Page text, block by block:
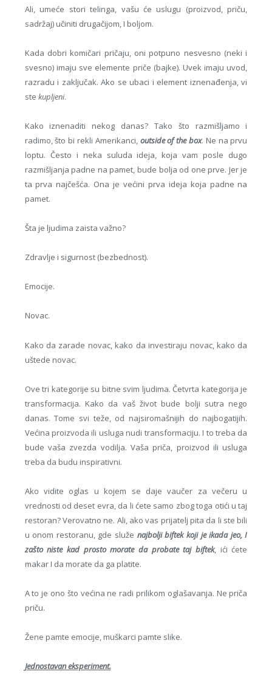
Ali, umeće stori telinga, vašu će uslugu (proizvod, priču,
sadržaj) učiniti drugačijom, I boljom.
Kada dobri komičari pričaju, oni potpuno nesvesno (neki i
svesno) imaju sve elemente priče (bajke). Uvek imaju uvod,
razradu i zaključak. Ako se ubaci i element iznenađenja, vi
ste kupljeni.
Kako iznenaditi nekog danas? Tako što razmišljamo i
radimo, što bi rekli Amerikanci, outside of the box. Ne na prvu
loptu. Često i neka suluda ideja, koja vam posle dugo
razmišljanja padne na pamet, bude bolja od one prve. Jer je
ta prva najčešća. Ona je većini prva ideja koja padne na
pamet.
Šta je ljudima zaista važno?
Zdravlje i sigurnost (bezbednost).
Emocije.
Novac.
Kako da zarade novac, kako da investiraju novac, kako da
uštede novac.
Ove tri kategorije su bitne svim ljudima. Četvrta kategorija je
transformacija. Kako da vaš život bude bolji sutra nego
danas. Tome svi teže, od najsiromašnijih do najbogatijih.
Većina proizvoda ili usluga nudi transformaciju. I to treba da
bude vaša zvezda vodilja. Vaša priča, proizvod ili usluga
treba da budu inspirativni.
Ako vidite oglas u kojem se daje vaučer za večeru u
vrednosti od deset evra, da li ćete samo zbog toga otići u taj
restoran? Verovatno ne. Ali, ako vas prijatelj pita da li ste bili
u onom restoranu, gde služe najbolji biftek koji je ikada jeo, I
zašto niste kad prosto morate da probate taj biftek, ići ćete
makar I da morate da ga platite.
A to je ono što većina ne radi prilikom oglašavanja. Ne priča
priču.
Žene pamte emocije, muškarci pamte slike.
Jednostavan eksperiment.